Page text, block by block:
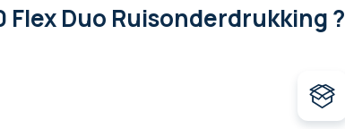
Flex Duo Ruisonderdrukking ?